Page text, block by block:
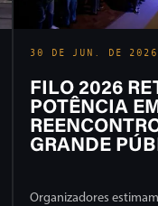
30 DE JUN. DE 2026
FILO 2026
POTÊNCIA
GRANDE
Organizadores